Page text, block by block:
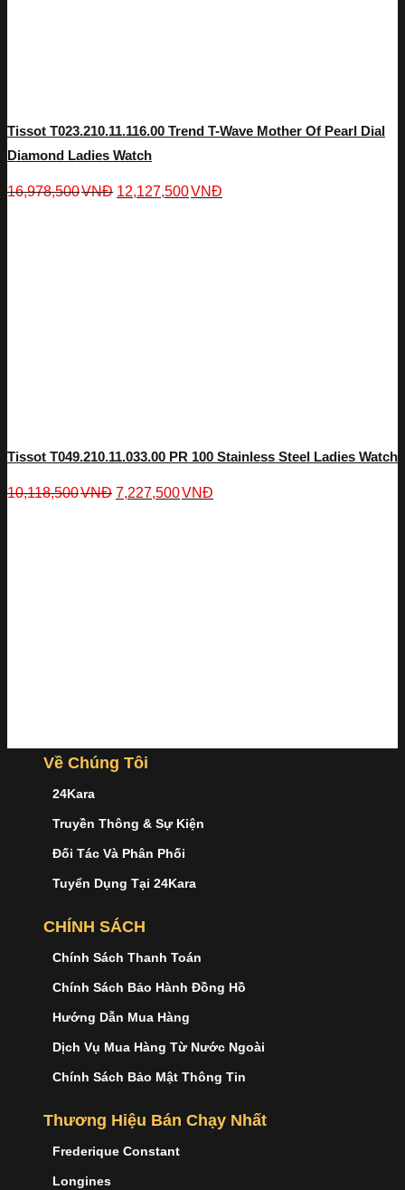
Tissot T023.210.11.116.00 Trend T-Wave Mother Of Pearl Dial
Diamond Ladies Watch
16,978,500VNĐ 12,127,500VNĐ
Tissot T049.210.11.033.00 PR 100 Stainless Steel Ladies Watch
10,118,500VNĐ 7,227,500VNĐ
Về Chúng Tôi
24Kara
Truyền Thông & Sự Kiện
Đối Tác Và Phân Phối
Tuyển Dụng Tại 24Kara
CHÍNH SÁCH
Chính Sách Thanh Toán
Chính Sách Bảo Hành Đồng Hồ
Hướng Dẫn Mua Hàng
Dịch Vụ Mua Hàng Từ Nước Ngoài
Chính Sách Bảo Mật Thông Tin
Thương Hiệu Bán Chạy Nhất
Frederique Constant
Longines